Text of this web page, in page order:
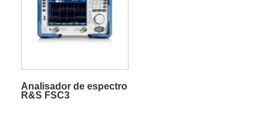
Analisador de espectro
R&S FSC3